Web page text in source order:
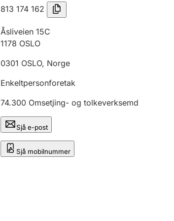
813 174 162
Åsliveien 15C
1178 OSLO
0301 OSLO, Norge
Enkeltpersonforetak
74.300 Omsetjing- og tolkeverksemd
Sjå e-post
Sjå mobilnummer